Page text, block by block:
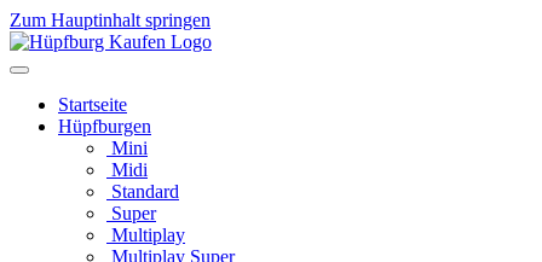
Zum Hauptinhalt springen
Startseite
Hüpfburgen
Mini
Midi
Standard
Super
Multiplay
Multiplay Super